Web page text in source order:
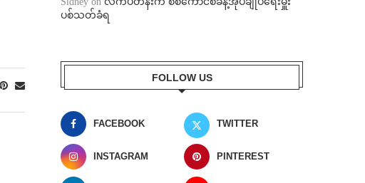
ပစ်သတ်ခံရ
FOLLOW US
FACEBOOK TWITTER
INSTAGRAM PINTEREST